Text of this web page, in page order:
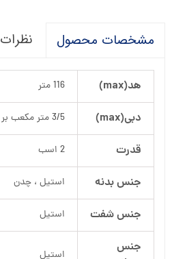
مشخصات محصول نظرات
هد(max) 116 متر
دبی(max) 3/5 متر مکعب بر ساعت
قدرت 2 اسب
جنس بدنه استیل ، چدن
جنس شفت استیل
جنس
استیل